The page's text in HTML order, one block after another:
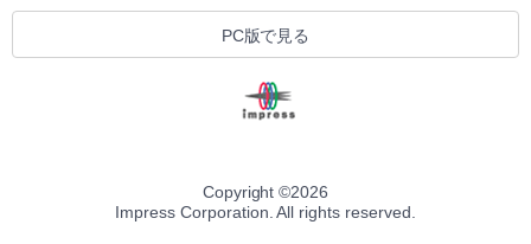
PC版で見る
Copyright ©2026
Impress Corporation. All rights reserved.